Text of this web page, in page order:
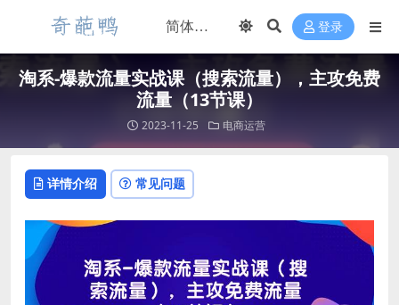
登录
淘系-爆款流量实战课（搜索流量），主攻免费
流量（13节课）
2023-11-25 电商运营
详情介绍 常见问题